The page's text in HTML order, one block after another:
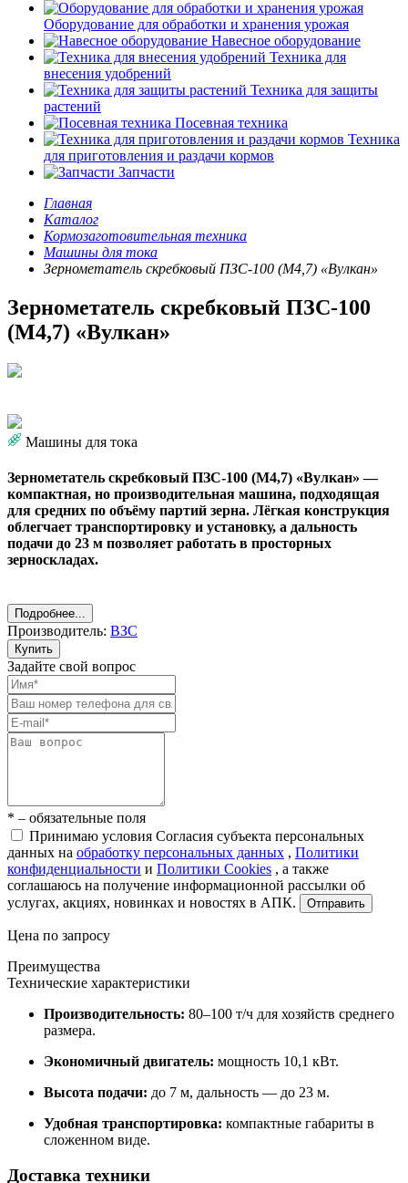
Оборудование для обработки и хранения урожая
Навесное оборудование
Техника для
внесения удобрений
Техника для защиты
растений
Посевная техника
Техника
для приготовления и раздачи кормов
Запчасти
Главная
Каталог
Кормозаготовительная техника
Машины для тока
Зернометатель скребковый ПЗС-100 (М4,7) «Вулкан»
Зернометатель скребковый ПЗС-100
(М4,7) «Вулкан»
Машины для тока
Зернометатель скребковый ПЗС-100 (М4,7) «Вулкан» —
компактная, но производительная машина, подходящая
для средних по объёму партий зерна. Лёгкая конструкция
облегчает транспортировку и установку, а дальность
подачи до 23 м позволяет работать в просторных
зерноскладах.
Подробнее...
Производитель: ВЗС
Купить
Задайте свой вопрос
* – обязательные поля
Принимаю условия Согласия субъекта персональных
данных на обработку персональных данных , Политики
конфиденциальности и Политики Cookies , а также
соглашаюсь на получение информационной рассылки об
услугах, акциях, новинках и новостях в АПК.
Отправить
Цена по запросу
Преимущества
Технические характеристики
Производительность: 80–100 т/ч для хозяйств среднего
размера.
Экономичный двигатель: мощность 10,1 кВт.
Высота подачи: до 7 м, дальность — до 23 м.
Удобная транспортировка: компактные габариты в
сложенном виде.
Доставка техники